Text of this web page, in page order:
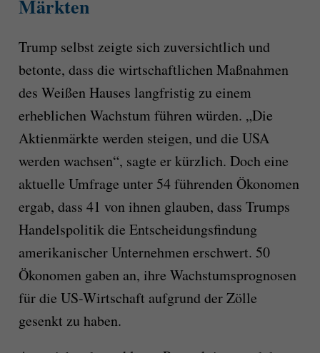
Märkten
Trump selbst zeigte sich zuversichtlich und
betonte, dass die wirtschaftlichen Maßnahmen
des Weißen Hauses langfristig zu einem
erheblichen Wachstum führen würden. „Die
Aktienmärkte werden steigen, und die USA
werden wachsen“, sagte er kürzlich. Doch eine
aktuelle Umfrage unter 54 führenden Ökonomen
ergab, dass 41 von ihnen glauben, dass Trumps
Handelspolitik die Entscheidungsfindung
amerikanischer Unternehmen erschwert. 50
Ökonomen gaben an, ihre Wachstumsprognosen
für die US-Wirtschaft aufgrund der Zölle
gesenkt zu haben.